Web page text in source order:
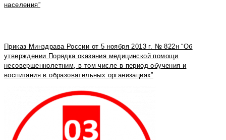
населения”
Приказ Минздрава России от 5 ноября 2013 г. № 822н “Об
утверждении Порядка оказания медицинской помощи
несовершеннолетним, в том числе в период обучения и
воспитания в образовательных организациях”